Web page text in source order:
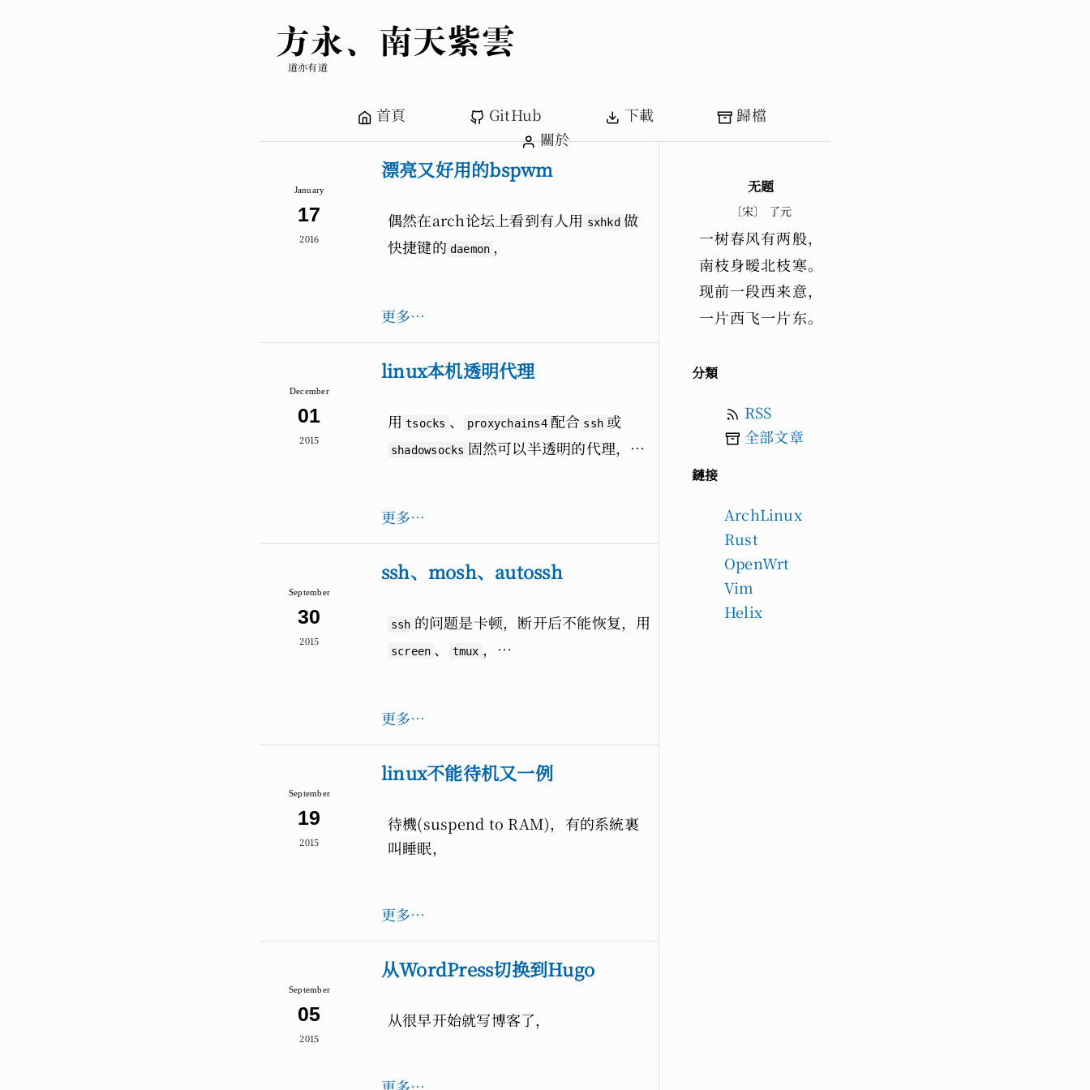
方永、南天紫雲
道亦有道
首頁 GitHub 下載
歸檔
關於
January
17
2016
漂亮又好用的bspwm
偶然在arch论坛上看到有人用 sxhkd 做
快捷键的 daemon ，
更多…
December
01
2015
linux本机透明代理
用 tsocks 、 proxychains4 配合 ssh 或
shadowsocks 固然可以半透明的代理，…
更多…
September
30
2015
ssh、mosh、autossh
ssh 的问题是卡顿，断开后不能恢复，用
screen 、 tmux ，…
更多…
September
19
2015
linux不能待机又一例
待機(suspend to RAM)，有的系統裏
叫睡眠，
更多…
September
05
2015
从WordPress切换到Hugo
从很早开始就写博客了，
无题
〔宋〕 了元
一树春风有两般，
南枝身暧北枝寒。
现前一段西来意，
一片西飞一片东。
分類
RSS
全部文章
鏈接
ArchLinux
Rust
OpenWrt
Vim
Helix